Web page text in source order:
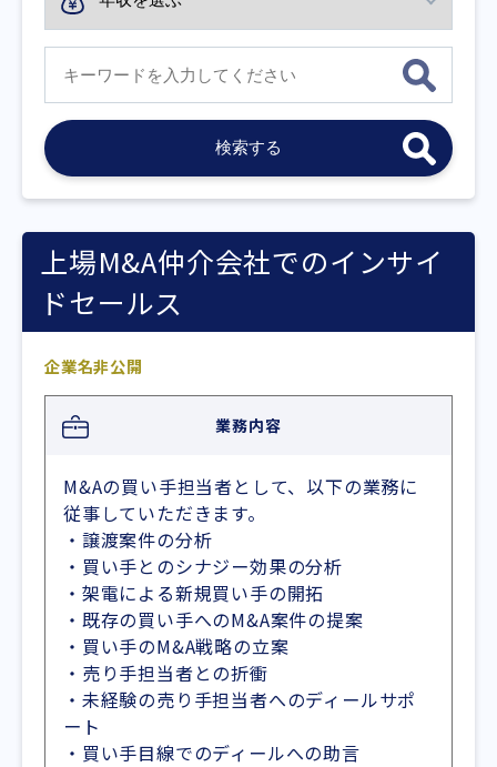
上場M&A仲介会社でのインサイ
ドセールス
企業名非公開
業務内容
M&Aの買い手担当者として、以下の業務に
従事していただきます。
・譲渡案件の分析
・買い手とのシナジー効果の分析
・架電による新規買い手の開拓
・既存の買い手へのM&A案件の提案
・買い手のM&A戦略の立案
・売り手担当者との折衝
・未経験の売り手担当者へのディールサポ
ート
・買い手目線でのディールへの助言